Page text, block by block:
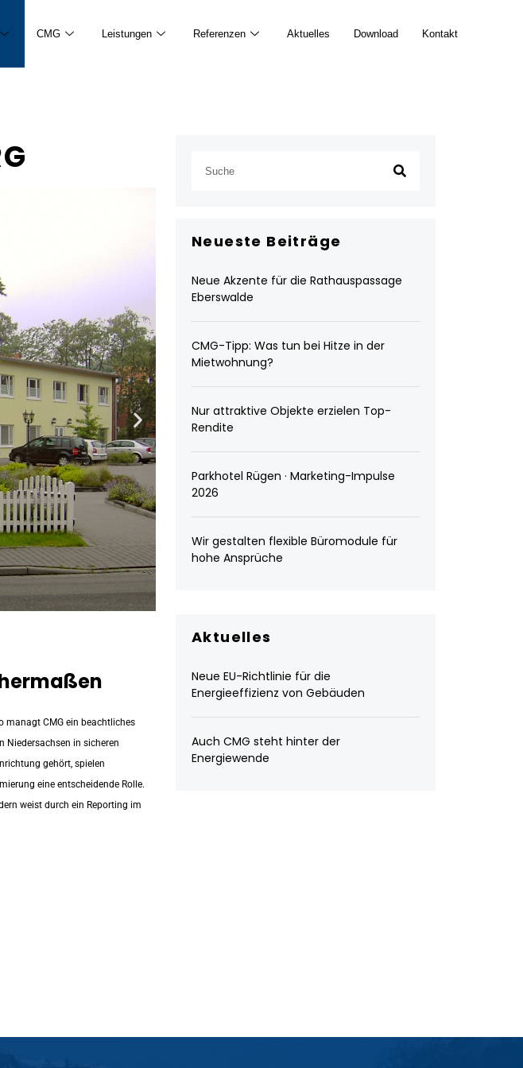
CMG Leistungen Referenzen Aktuelles Download Kontakt
managt CMG ein beachtliches
Niedersachsen in sicheren
gehört, spielen
eine entscheidende Rolle.
weist durch ein Reporting im
Neueste Beiträge
Neue Akzente für die Rathauspassage
Eberswalde
CMG-Tipp: Was tun bei Hitze in der
Mietwohnung?
Nur attraktive Objekte erzielen Top-
Rendite
Parkhotel Rügen · Marketing-Impulse
2026
Wir gestalten flexible Büromodule für
hohe Ansprüche
Aktuelles
Neue EU-Richtlinie für die
Energieeffizienz von Gebäuden
Auch CMG steht hinter der
Energiewende